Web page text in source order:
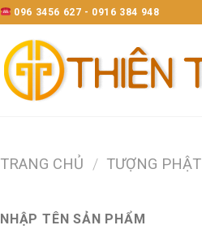
096 3456 627 - 0916 384 948
TRANG CHỦ / TƯỢNG PHẬT
NHẬP TÊN SẢN PHẨM